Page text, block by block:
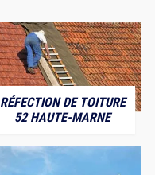
RÉFECTION DE TOITURE
52 HAUTE-MARNE